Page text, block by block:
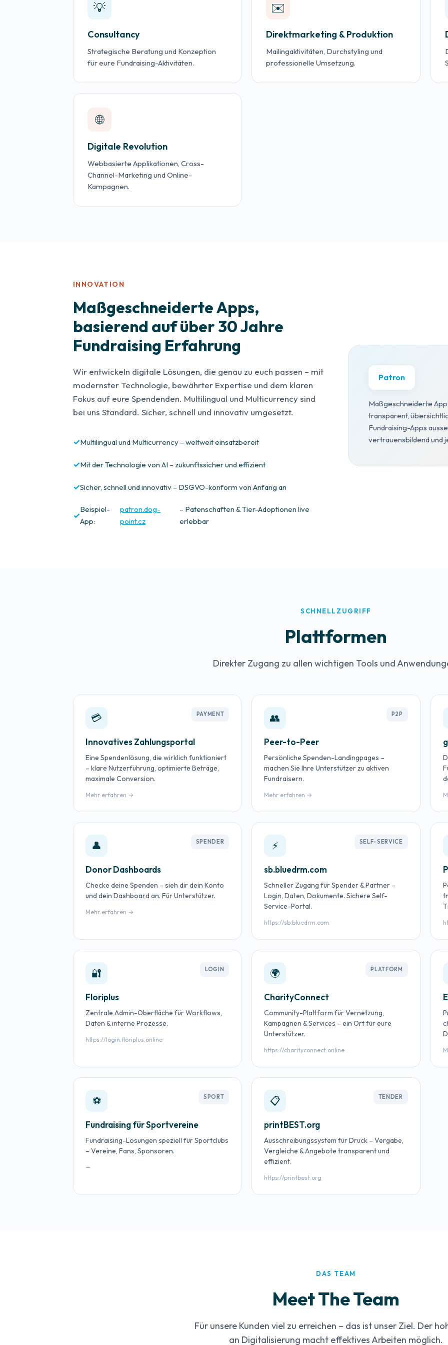
💡
Consultancy
Strategische Beratung und Konzeption
für eure Fundraising-Aktivitäten.
✉️
Direktmarketing & Produktion
Mailingaktivitäten, Durchstyling und
professionelle Umsetzung.
🌐
Digitale Revolution
Webbasierte Applikationen, Cross-
Channel-Marketing und Online-
Kampagnen.
INNOVATION
Maßgeschneiderte Apps,
basierend auf über 30 Jahre
Fundraising Erfahrung
Wir entwickeln digitale Lösungen, die genau zu euch passen – mit
modernster Technologie, bewährter Expertise und dem klaren
Fokus auf eure Spendenden. Multilingual und Multicurrency sind
bei uns Standard. Sicher, schnell und innovativ umgesetzt.
Multilingual und Multicurrency – weltweit einsatzbereit
Mit der Technologie von AI – zukunftssicher und effizient
Sicher, schnell und innovativ – DSGVO-konform von Anfang an
Beispiel-
App:
patron.dog-
point.cz
– Patenschaften & Tier-Adoptionen live
erlebbar
Patron
Maßgeschneiderte
transparent,
Fundraising-Apps
vertrauensbildend und
SCHNELLZUGRIFF
Plattformen
Direkter Zugang zu allen wichtigen Tools und
💳 PAYMENT
Innovatives Zahlungsportal
Eine Spendenlösung, die wirklich funktioniert
– klare Nutzerführung, optimierte Beträge,
maximale Conversion.
Mehr erfahren →
👥 P2P
Peer-to-Peer
Persönliche Spenden-Landingpages –
machen Sie Ihre Unterstützer zu aktiven
Fundraisern.
Mehr erfahren →
👤 SPENDER
Donor Dashboards
Checke deine Spenden – sieh dir dein Konto
und dein Dashboard an. Für Unterstützer.
Mehr erfahren →
⚡ SELF-SERVICE
sb.bluedrm.com
Schneller Zugang für Spender & Partner –
Login, Daten, Dokumente. Sichere Self-
Service-Portal.
https://sb.bluedrm.com
🔐 LOGIN
Floriplus
Zentrale Admin-Oberfläche für Workflows,
Daten & interne Prozesse.
https://login.floriplus.online
🌍 PLATFORM
CharityConnect
Community-Plattform für Vernetzung,
Kampagnen & Services – ein Ort für eure
Unterstützer.
https://charityconnect.online
⚽ SPORT
Fundraising für Sportvereine
Fundraising-Lösungen speziell für Sportclubs
– Vereine, Fans, Sponsoren.
—
📋 TENDER
printBEST.org
Ausschreibungssystem für Druck – Vergabe,
Vergleiche & Angebote transparent und
effizient.
https://printbest.org
DAS TEAM
Meet The Team
Für unsere Kunden viel zu erreichen – das ist unser Ziel. Der
an Digitalisierung macht effektives Arbeiten möglich.